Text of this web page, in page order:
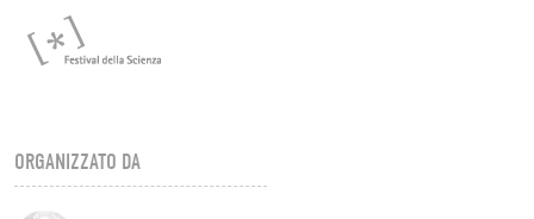
ORGANIZZATO DA